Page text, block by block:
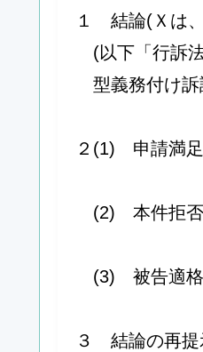
１ 結論(Ｘは
(以下「行訴
型義務付け
２(1) 申請満足
(2) 本件拒否処
(3) 被告適格
３ 結論の再提